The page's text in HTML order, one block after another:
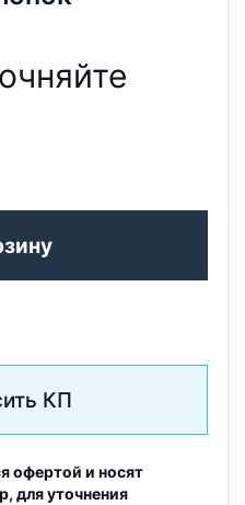
КП
офертой и носят
для уточнения